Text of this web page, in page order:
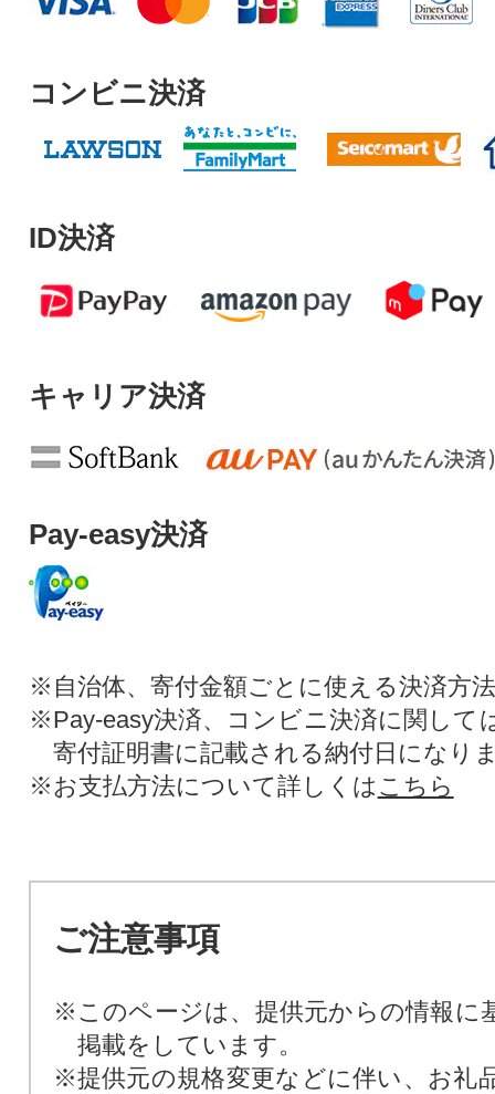
コンビニ決済
ID決済
キャリア決済
Pay-easy決済
※自治体、寄付金額ごとに使える決済方
※Pay-easy決済、コンビニ決済に関して
寄付証明書に記載される納付日になり
※お支払方法について詳しくは こちら
ご注意事項
※このページは、提供元からの情報に
掲載をしています。
※提供元の規格変更などに伴い、お礼